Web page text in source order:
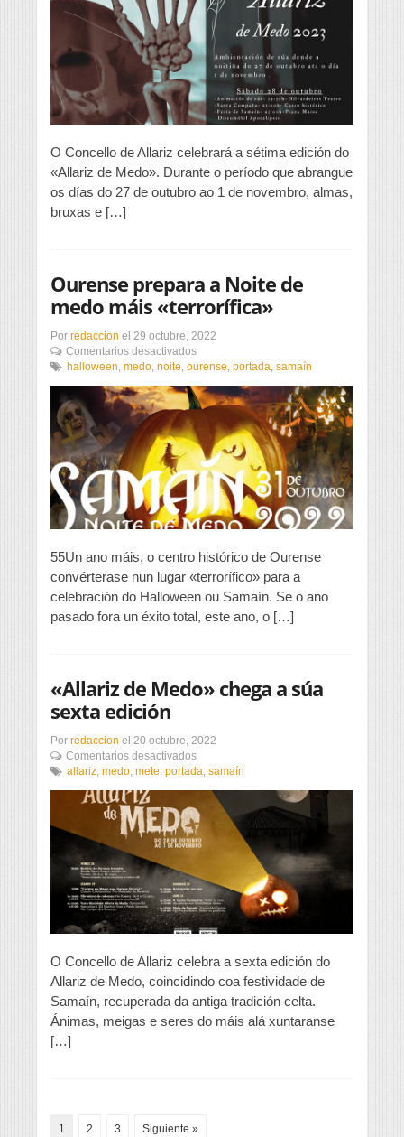
do
máis
ala»
O Concello de Allariz celebrará a sétima edición do
«Allariz de Medo». Durante o período que abrangue
os días do 27 de outubro ao 1 de novembro, almas,
bruxas e […]
Ourense prepara a Noite de
medo máis «terrorífica»
Por redaccion el 29 octubre, 2022
Comentarios desactivadosen
Ourense
a
Noite
medo
máis
«terrorífica»
halloween, medo, noite, ourense, portada, samaín
55Un ano máis, o centro histórico de Ourense
convérterase nun lugar «terrorífico» para a
celebración do Halloween ou Samaín. Se o ano
pasado fora un éxito total, este ano, o […]
«Allariz de Medo» chega a súa
sexta edición
Por redaccion el 20 octubre, 2022
Comentarios desactivadosen
«Allariz
Medo»
chega
a
súa
edición
allariz, medo, mete, portada, samaín
O Concello de Allariz celebra a sexta edición do
Allariz de Medo, coincidindo coa festividade de
Samaín, recuperada da antiga tradición celta.
Ánimas, meigas e seres do máis alá xuntaranse
[…]
1 2 3 Siguiente »